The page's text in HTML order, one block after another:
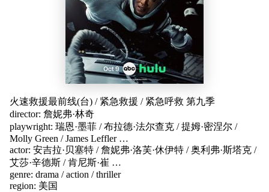
火速救援最前线(台) / 紧急救援 / 紧急呼救 第九季
director: 詹妮弗·林奇
playwright: 瑞恩·墨菲 /布拉德·法尔查克 /提姆·密涅尔 /
Molly Green /James Leffler…
actor: 安吉拉·贝塞特 /詹妮弗·洛芙·休伊特 /奥利弗·斯塔克 /
艾莎·辛德斯 /肯尼斯·崔 …
genre: drama /action /thriller
region: 美国